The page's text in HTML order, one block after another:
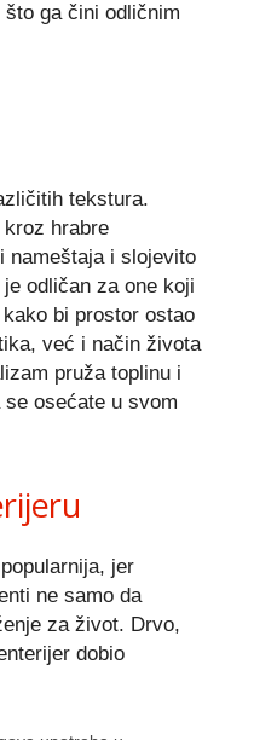
ga čini odličnim
tekstura.
hrabre
nameštaja i slojevito
odličan za one koji
bi prostor ostao
već i način života
pruža toplinu i
osećate u svom
jer
ne samo da
za život. Drvo,
dobio